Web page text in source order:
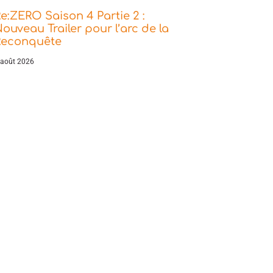
Saison 4 Partie 2 :
Trailer pour l’arc de la
2026